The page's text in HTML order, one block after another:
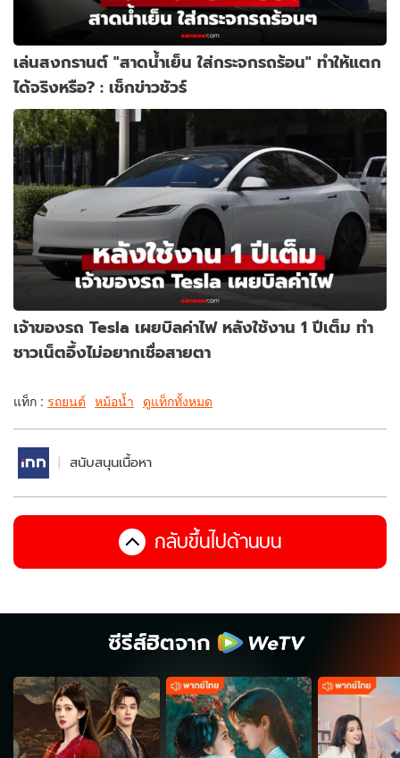
เล่นสงกรานต์ "สาดน้ำเย็น ใส่กระจกรถร้อน" ทำให้แตก
ได้จริงหรือ? : เช็กข่าวชัวร์
เจ้าของรถ Tesla เผยบิลค่าไฟ หลังใช้งาน 1 ปีเต็ม ทำ
ชาวเน็ตอึ้งไม่อยากเชื่อสายตา
แท็ก : รถยนต์ หม้อน้ำ ดูแท็กทั้งหมด
สนับสนุนเนื้อหา
กลับขึ้นไปด้านบน
ซีรีส์ฮิตจาก